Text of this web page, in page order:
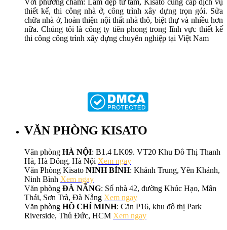
Với phương châm: Làm đẹp từ tâm, Kisato cung cấp dịch vụ
thiết kế, thi công nhà ở, công trình xây dựng trọn gói. Sửa
chữa nhà ở, hoàn thiện nội thất nhà thô, biệt thự và nhiều hơn
nữa. Chúng tôi là công ty tiên phong trong lĩnh vực thiết kế
thi công công trình xây dựng chuyên nghiệp tại Việt Nam
VĂN PHÒNG KISATO
Văn phòng HÀ NỘI: B1.4 LK09. VT20 Khu Đô Thị Thanh
Hà, Hà Đông, Hà Nội Xem ngay
Văn Phòng Kisato NINH BÌNH: Khánh Trung, Yên Khánh,
Ninh Bình Xem ngay
Văn phòng ĐÀ NẴNG: Số nhà 42, đường Khúc Hạo, Mân
Thái, Sơn Trà, Đà Nẵng Xem ngay
Văn phòng HỒ CHÍ MINH: Căn P16, khu đô thị Park
Riverside, Thủ Đức, HCM Xem ngay